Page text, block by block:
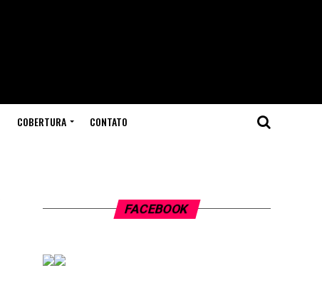
COBERTURA CONTATO
FACEBOOK